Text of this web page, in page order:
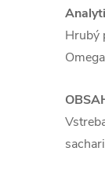
Hrubý